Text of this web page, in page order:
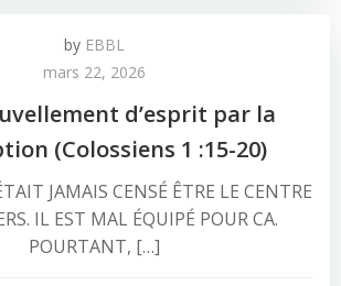
by EBBL
mars 22, 2026
d’esprit par la
(Colossiens 1 :15-20)
JAMAIS CENSÉ ÊTRE LE CENTRE
IL EST MAL ÉQUIPÉ POUR CA.
POURTANT, […]